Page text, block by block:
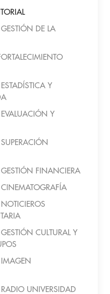
DE LA
Y
Y
FINANCIERA
CULTURAL Y
UNIVERSIDAD